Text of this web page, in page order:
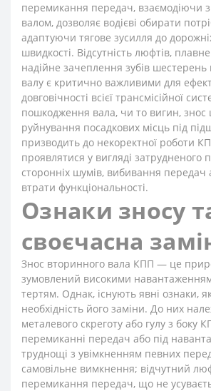
перемикання передач, взаємодіючи
валом, дозволяє водієві обирати
адаптуючи тягове зусилля до
швидкості. Відсутність люфтів,
надійне зачеплення зубів
валу є критично важливими для
довговічності всієї трансмісійної
пошкодження вала, чи то вигин, знос
руйнування посадкових місць під
призводить до некоректної роботи
проявлятися у вигляді затрудненого
сторонніх шумів, вибивання передач
втрати функціональності.
Ознаки зносу
своєчасна
Знос вторинного вала КПП — це
зумовлений високими
тертям. Однак, існують явні ознаки,
необхідність його заміни. До них
металевого скреготу або гулу з боку
перемиканні передач або під
труднощі з увімкненням певних
самовільне вимкнення; відчутний
перемикання передач, що не